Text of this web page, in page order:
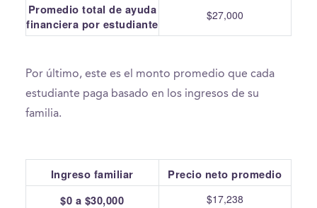
Promedio total de ayuda
financiera por estudiante
$27,000
Por último, este es el monto promedio que cada
estudiante paga basado en los ingresos de su
familia.
Ingreso familiar
Precio neto promedio
$0 a $30,000
$17,238